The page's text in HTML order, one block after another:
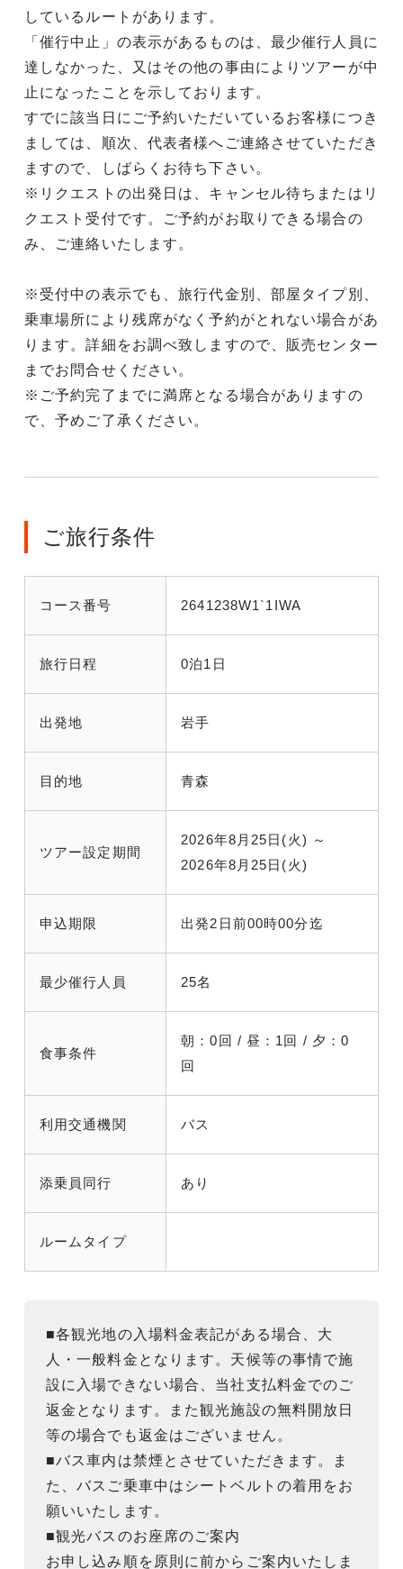
しているルートがあります。
「催行中止」の表示があるものは、最少催行人員に
達しなかった、又はその他の事由によりツアーが中
止になったことを示しております。
すでに該当日にご予約いただいているお客様につき
ましては、順次、代表者様へご連絡させていただき
ますので、しばらくお待ち下さい。
※リクエストの出発日は、キャンセル待ちまたはリ
クエスト受付です。ご予約がお取りできる場合の
み、ご連絡いたします。
※受付中の表示でも、旅行代金別、部屋タイプ別、
乗車場所により残席がなく予約がとれない場合があ
ります。詳細をお調べ致しますので、販売センター
までお問合せください。
※ご予約完了までに満席となる場合がありますの
で、予めご了承ください。
ご旅行条件
コース番号 2641238W1`1IWA
旅行日程 0泊1日
出発地 岩手
目的地 青森
ツアー設定期間
2026年8月25日(火) ～
2026年8月25日(火)
申込期限 出発2日前00時00分迄
最少催行人員 25名
食事条件
朝：0回 / 昼：1回 / 夕：0
回
利用交通機関 バス
添乗員同行 あり
ルームタイプ
■各観光地の入場料金表記がある場合、大
人・一般料金となります。天候等の事情で施
設に入場できない場合、当社支払料金でのご
返金となります。また観光施設の無料開放日
等の場合でも返金はございません。
■バス車内は禁煙とさせていただきます。ま
た、バスご乗車中はシートベルトの着用をお
願いいたします。
■観光バスのお座席のご案内
お申し込み順を原則に前からご案内いたしま